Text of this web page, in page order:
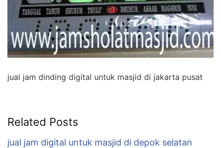
jual jam dinding digital untuk masjid di jakarta pusat
Related Posts
jual jam digital untuk masjid di depok selatan